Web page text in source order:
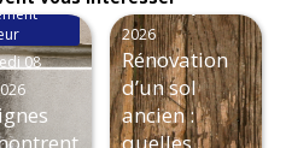
08
mardi 16 juin
2026
Rénovation
d’un sol
ancien :